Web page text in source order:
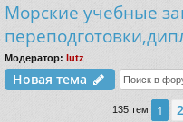
лк
и
ы
Морские учебные
Модератор: lutz
Новая тема
135 тем 1 2